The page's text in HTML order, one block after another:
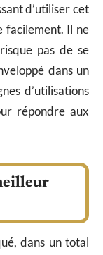
d’utiliser cet
facilement. Il ne
pas de se
dans un
d’utilisations
répondre aux
dans un total